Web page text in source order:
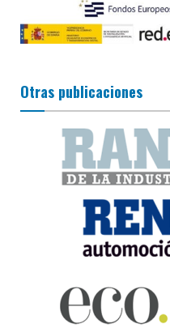
Otras publicaciones